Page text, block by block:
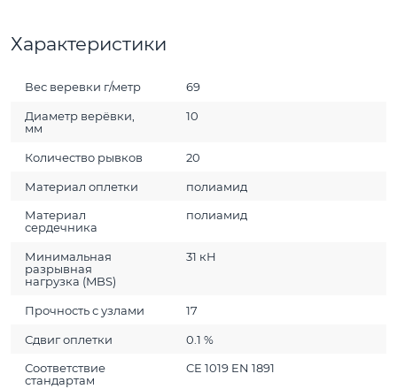
Характеристики
Вес веревки г/метр 69
Диаметр верёвки,
мм
10
Количество рывков 20
Материал оплетки полиамид
Материал
сердечника
полиамид
Минимальная
разрывная
нагрузка (MBS)
31 кН
Прочность с узлами 17
Сдвиг оплетки 0.1 %
Соответствие
стандартам
CE 1019 EN 1891